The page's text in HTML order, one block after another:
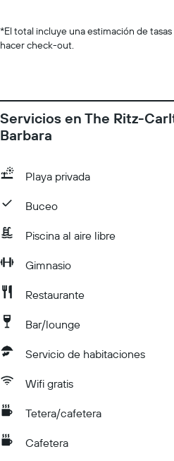
*El total incluye una estimación de
hacer check-out.
Servicios en The Ritz-
Barbara
Playa privada
Buceo
Piscina al aire libre
Gimnasio
Restaurante
Bar/lounge
Servicio de habitaciones
Wifi gratis
Tetera/cafetera
Cafetera